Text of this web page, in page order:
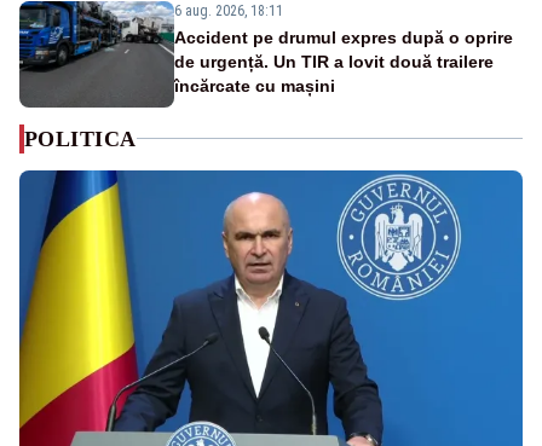
6 aug. 2026, 18:11
Accident pe drumul expres după o oprire
de urgență. Un TIR a lovit două trailere
încărcate cu mașini
POLITICA